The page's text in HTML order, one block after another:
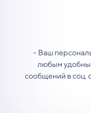
- Ваш
любым
сообщений в соц.